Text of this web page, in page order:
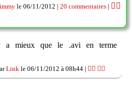
le 06/11/2012 | 20 commentaires | 👍🏽
mieux que le .avi en terme
Link le 06/11/2012 à 08h44 | 👍🏽 👎🏽